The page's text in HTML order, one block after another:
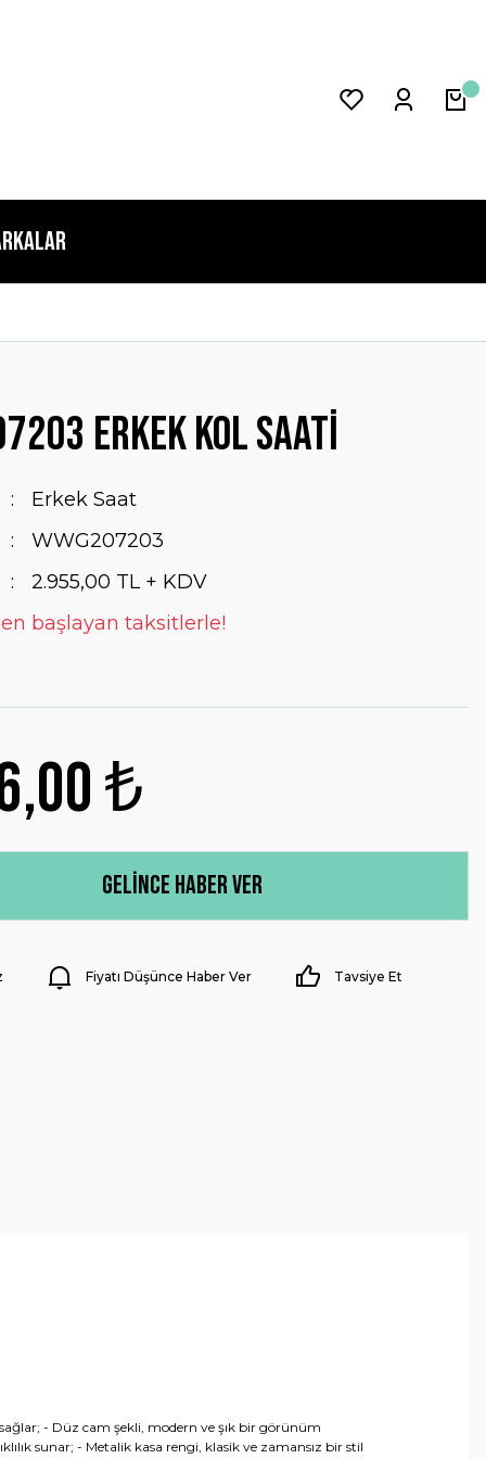
Erkek Kol Saati
Erkek Saat
WWG207203
2.955,00 TL + KDV
başlayan taksitlerle!
₺
Gelince Haber Ver
Fiyatı Düşünce Haber Ver Tavsiye Et
- Düz cam şekli, modern ve şık bir görünüm
sunar; - Metalik kasa rengi, klasik ve zamansız bir stil